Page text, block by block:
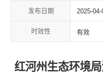
发布日期 2025-04-
时效性 有效
红河州生态环境